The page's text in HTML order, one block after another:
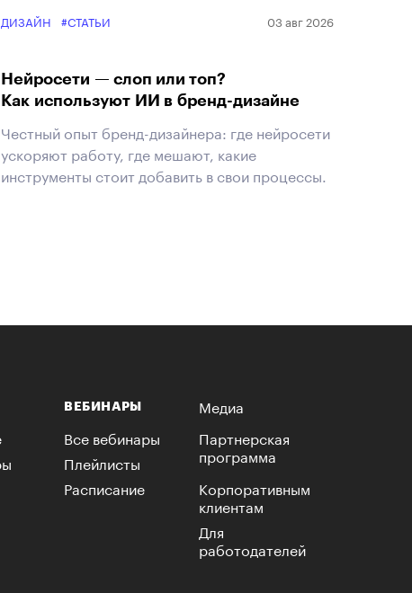
ДИЗАЙН #СТАТЬИ 03 авг 2026
Нейросети — слоп или топ?
Как используют ИИ в бренд-дизайне
Честный опыт бренд-дизайнера: где нейросети
ускоряют работу, где мешают, какие
инструменты стоит добавить в свои процессы.
ВЕБИНАРЫ
Все вебинары
Плейлисты
Расписание
Медиа
Партнерская
программа
Корпоративным
клиентам
Для
работодателей